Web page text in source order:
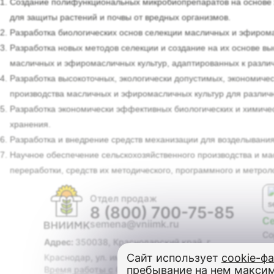
для защиты растений и почвы от вредных организмов.
Разработка биологических основ селекции масличных и
Разработка новых методов селекции и создание на их основе
масличных и эфиромасличных культур, адаптированных к
Разработка высокоточных, экологически допустимых,
производства масличных и эфиромасличных культур для
Разработка экономически эффективных биологических и
хранения.
Разработка и внедрение средств механизации для
Научное обеспечение сельскохозяйственного производства и
переработки, средств их методического, программного и
Отдел продаж
8 (800) 700-75-85
semena@vniimk.ru
Адрес: 350038, Краснодарский край, г.
Краснодар, ул. им. Филатова, дом 17
Время работы с 08:00 до 17:00
Сайт использует cookie-
пребывание на нем